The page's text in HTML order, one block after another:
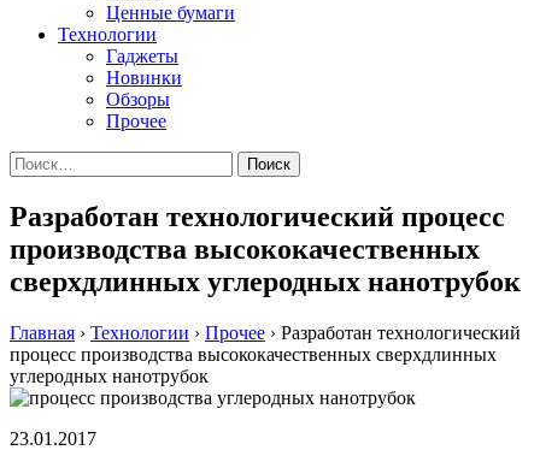
Ценные бумаги
Технологии
Гаджеты
Новинки
Обзоры
Прочее
Найти:
Разработан технологический процесс
производства высококачественных
сверхдлинных углеродных нанотрубок
Главная › Технологии › Прочее › Разработан технологический
процесс производства высококачественных сверхдлинных
углеродных нанотрубок
23.01.2017